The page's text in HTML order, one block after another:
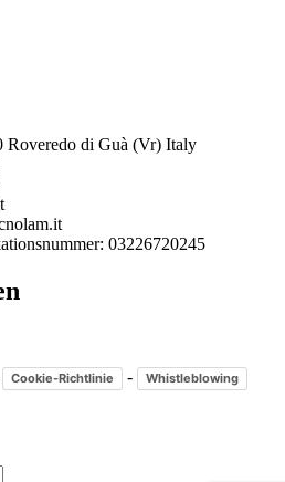
Roveredo di Guà (Vr) Italy
03226720245
Cookie-Richtlinie - Whistleblowing